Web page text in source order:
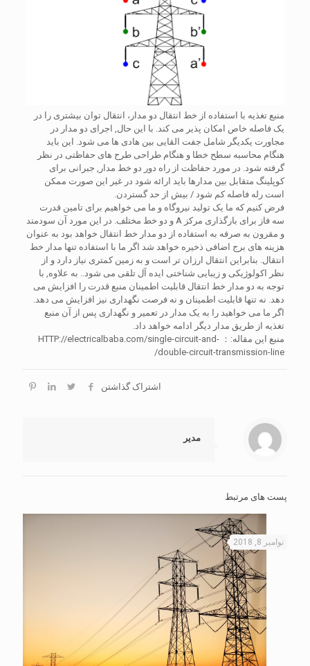
منبع تغذیه با استفاده از خط انتقال دو مدار، انتقال توان بیشتری را در
یک فاصله خاص امکان پذیر می کند. با این حال, اجرای دو مدار در
مجاورت یکدیگر شامل جفت القایی بین هادی ها می شود. این باید
هنگام محاسبه سطح خطا و هنگام طراحی طرح های حفاظتی در نظر
گرفته شود. در مورد حفاظت از راه دور دو خط مدار, جبرانی برای
کوپلینگ متقابل بین مدارها باید ارائه شود در غیر این صورت ممکن
است رله فاصله کم شود / بیش از حد گستردن.
فرض کنیم که ما یک تولید نیروگاه و ما می خواهیم برای تامین قدرت
سه فاز برای بارگذاری مرکز A و دو خط مختلف. در این مورد آن سودمند
و مقرون به صرفه به استفاده از دو مدار خط انتقال خواهد بود به عنوان
هزینه های برج اضافی ذخیره خواهد شد اگر ما با استفاده تنها مدار خط
انتقال. بنابراین انتقال ارزان تر است و به زمین کمتری نیاز دارد و از
نظر اکولوژیکی و زیبایی شناختی ایده آل تلقی می شود.. به علاوه, با
توجه به دو مدار خط انتقال قابلیت اطمینان منبع قدرت را افزایش می
دهد. نه تنها قابلیت اطمینان و نه فرصت نگهداری نیز افزایش می دهد.
اگر ما می خواهید را به یک مدار در تعمیر و نگهداری پس از آن منبع
تغذیه از طریق مدار دیگر ادامه خواهد داد.
منبع این مقاله:： HTTP://electricalbaba.com/single-circuit-and-
double-circuit-transmission-line/
اشتراک گذاشتن
مدیر
پست های مرتبط
نوامبر 8, 2018